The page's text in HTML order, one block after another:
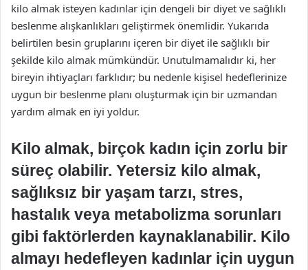
kilo almak isteyen kadınlar için dengeli bir diyet ve sağlıklı
beslenme alışkanlıkları geliştirmek önemlidir. Yukarıda
belirtilen besin gruplarını içeren bir diyet ile sağlıklı bir
şekilde kilo almak mümkündür. Unutulmamalıdır ki, her
bireyin ihtiyaçları farklıdır; bu nedenle kişisel hedeflerinize
uygun bir beslenme planı oluşturmak için bir uzmandan
yardım almak en iyi yoldur.
Kilo almak, birçok kadın için zorlu bir
süreç olabilir. Yetersiz kilo almak,
sağlıksız bir yaşam tarzı, stres,
hastalık veya metabolizma sorunları
gibi faktörlerden kaynaklanabilir. Kilo
almayı hedefleyen kadınlar için uygun